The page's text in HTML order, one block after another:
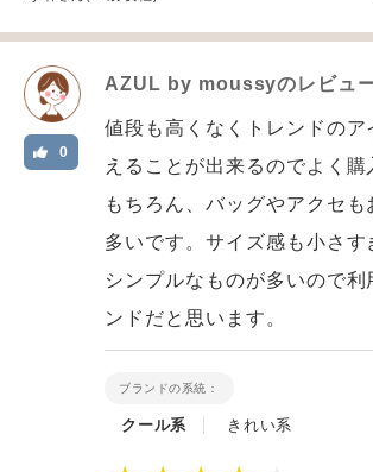
AZUL by moussyのレビュ
0
値段も高くなくトレンドのア
えることが出来るのでよく購
もちろん、バッグやアクセ
多いです。サイズ感も小さす
シンプルなものが多いので利
ンドだと思います。
ブランドの系統：
クール系 きれい系